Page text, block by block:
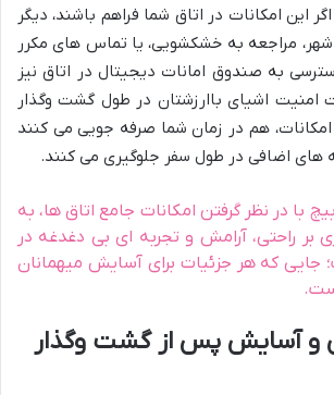
این امکانات در اتاق شما فراهم باشند، دیگر
مراجعه به خشکشویی، یا تماس های مکرر
به صندوق امانات دیجیتال در اتاق نیز
امنیت اشیای باارزشتان در طول گشت وگذار
امکانات، هم در زمان شما صرفه جویی می کنند
های اضافی در طول سفر جلوگیری می کنند.
با در نظر گرفتن امکانات جامع اتاق ها، به
بر راحتی، آرامش و تجربه ای بی دغدغه در
جایی که هر جزئیات برای آسایش میهمانان
و آسایش پس از گشت وگذار